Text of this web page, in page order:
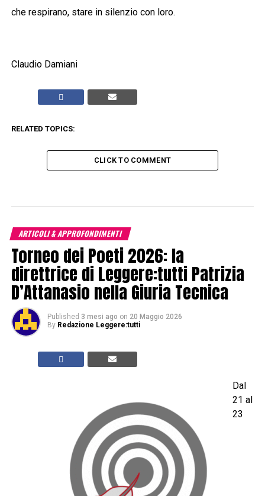
che respirano, stare in silenzio con loro.
Claudio Damiani
RELATED TOPICS:
CLICK TO COMMENT
ARTICOLI & APPROFONDIMENTI
Torneo dei Poeti 2026: la
direttrice di Leggere:tutti Patrizia
D’Attanasio nella Giuria Tecnica
Published 3 mesi ago on 20 Maggio 2026
By Redazione Leggere:tutti
Dal
21 al
23